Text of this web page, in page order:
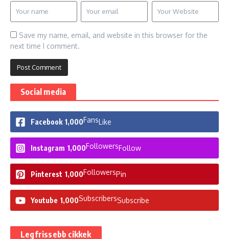
Save my name, email, and website in this browser for the
next time I comment.
Social media
Facebook 1,000FansLike
Instagram 1,000FollowersFollow
Pinterest 1,000FollowersPin
Youtube 1,000SubscribersSubscribe
Legfrissebb cikkek